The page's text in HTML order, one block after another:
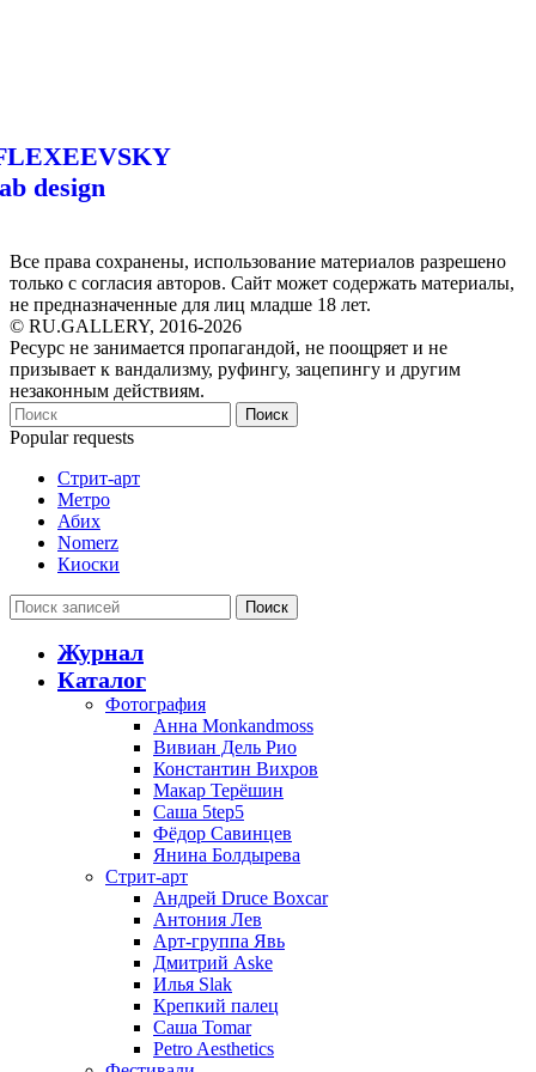
design
Все права сохранены, использование материалов разрешено
только с согласия авторов. Сайт может содержать материалы,
не предназначенные для лиц младше 18 лет.
© RU.GALLERY, 2016-2026
Ресурс не занимается пропагандой, не поощряет и не
призывает к вандализму, руфингу, зацепингу и другим
незаконным действиям.
Поиск
Popular requests
Стрит-арт
Метро
Абих
Nomerz
Киоски
Поиск
Журнал
Каталог
Фотография
Анна Monkandmoss
Вивиан Дель Рио
Константин Вихров
Макар Терёшин
Саша 5tep5
Фёдор Савинцев
Янина Болдырева
Стрит-арт
Андрей Druce Boxcar
Антония Лев
Арт-группа Явь
Дмитрий Aske
Илья Slak
Крепкий палец
Саша Tomar
Petro Aesthetics